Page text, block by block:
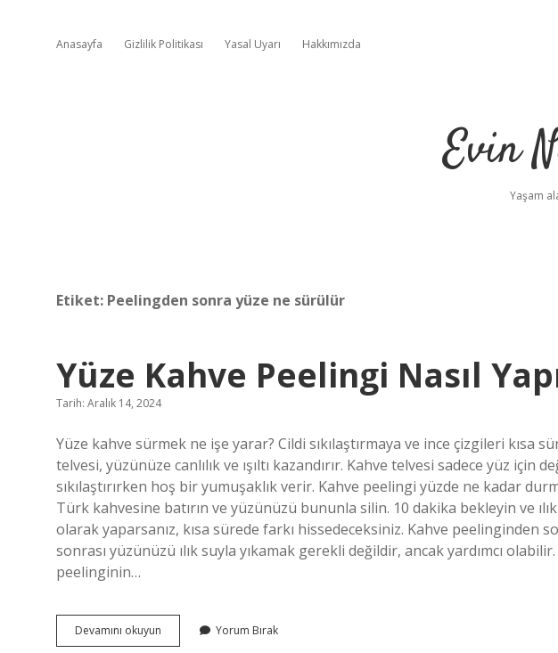
Anasayfa Gizlilik Politikası Yasal Uyarı Hakkımızda
Evin
Yaşam
Etiket: Peelingden sonra yüze ne sürülür
Yüze Kahve Peelingi Nasıl
Tarih: Aralık 14, 2024
Yüze kahve sürmek ne işe yarar? Cildi sıkılaştırmaya ve ince çizgileri kısa
telvesi, yüzünüze canlılık ve ışıltı kazandırır. Kahve telvesi sadece yüz için
sıkılaştırırken hoş bir yumuşaklık verir. Kahve peelingi yüzde ne kadar
Türk kahvesine batırın ve yüzünüzü bununla silin. 10 dakika bekleyin ve
olarak yaparsanız, kısa sürede farkı hissedeceksiniz. Kahve peelinginden
sonrası yüzünüzü ılık suyla yıkamak gerekli değildir, ancak yardımcı
peelinginin…
Devamını okuyun
Kahve
Yorum Bırak